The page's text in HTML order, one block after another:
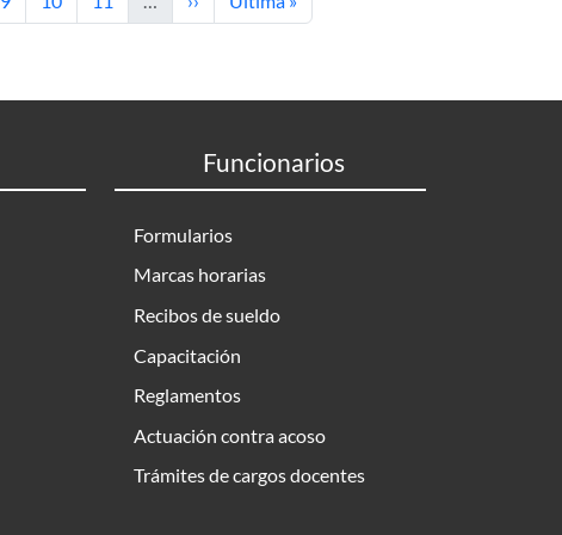
Funcionarios
Formularios
Marcas horarias
Recibos de sueldo
Capacitación
Reglamentos
Actuación contra acoso
Trámites de cargos docentes